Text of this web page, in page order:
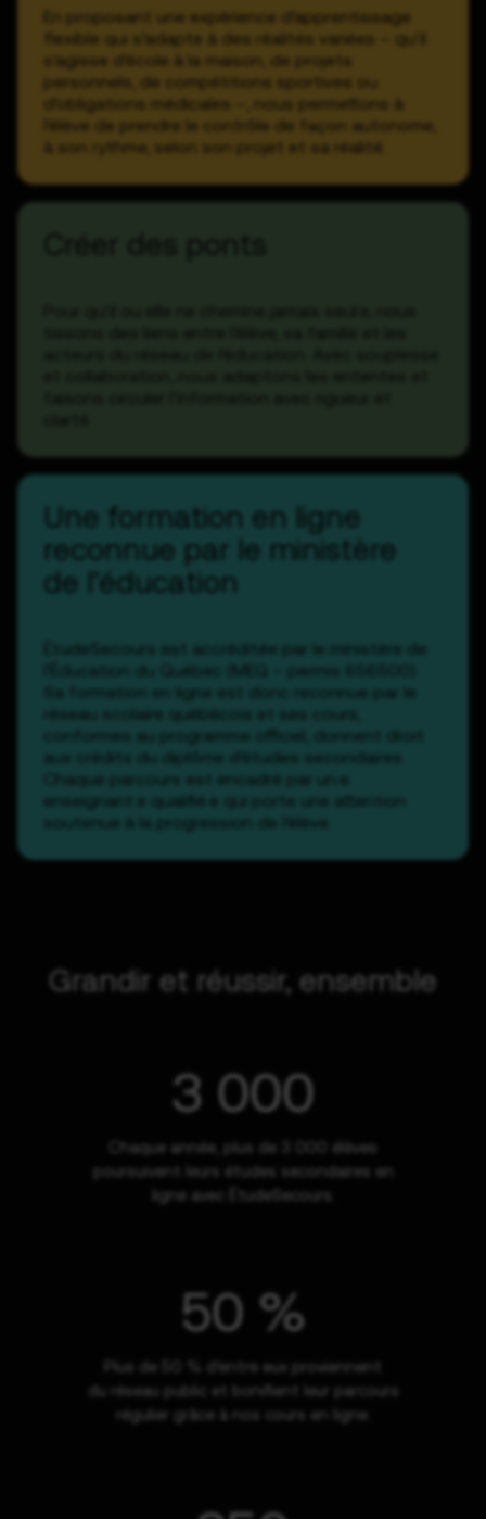
En proposant une expérience d’apprentissage
flexible qui s’adapte à des réalités variées – qu’il
s’agisse d’école à la maison, de projets
personnels, de compétitions sportives ou
d’obligations médicales –, nous permettons à
l’élève de prendre le contrôle de façon autonome,
à son rythme, selon son projet et sa réalité.
Une formation en ligne
reconnue par le ministère
de l’éducation
ÉtudeSecours est accréditée par le ministère de
l’Éducation du Québec (MEQ – permis 656500).
Sa formation en ligne est donc reconnue par le
réseau scolaire québécois et ses cours,
conformes au programme officiel, donnent droit
aux crédits du diplôme d’études secondaires.
Chaque parcours est encadré par un·e
enseignant·e qualifié·e qui porte une attention
soutenue à la progression de l’élève.
Grandir et réussir, ensemble
3 000
Chaque année, plus de 3 000 élèves
poursuivent leurs études secondaires en
ligne avec ÉtudeSecours.
50 %
Plus de 50 % d’entre eux proviennent
du réseau public et bonifient leur parcours
régulier grâce à nos cours en ligne.